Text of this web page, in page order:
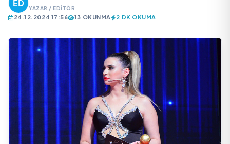
YAZAR / EDITÖR
24.12.2024 17:56 13 OKUNMA 2 DK OKUMA